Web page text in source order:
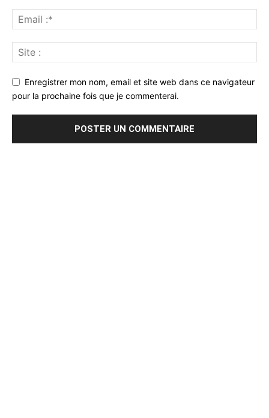
Enregistrer mon nom, email et site web dans ce navigateur
pour la prochaine fois que je commenterai.